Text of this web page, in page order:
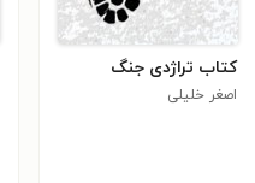
کتاب تراژدی جنگ
اصغر خلیلی